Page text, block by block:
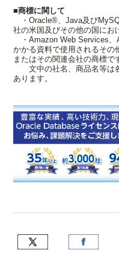
■商標に関して
・Oracle®、Java及び
社の米国及びその他の国にお
・Amazon Web Services、
かかる資料で使用されるその
またはその関連会社の商標で
文中の社名、商品名等は
あります。